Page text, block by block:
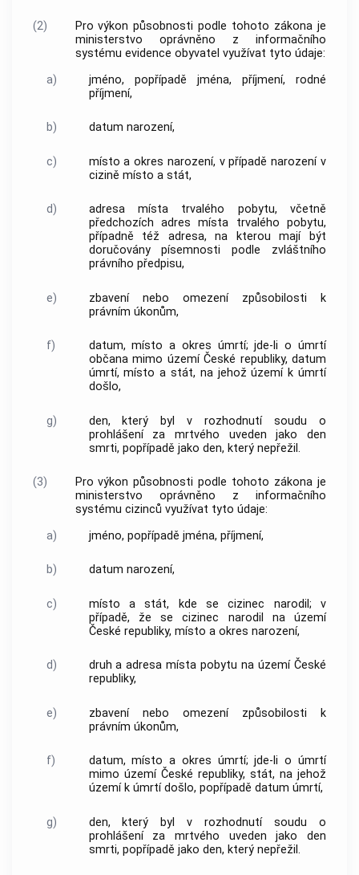
(2)
Pro výkon působnosti podle tohoto zákona je
ministerstvo oprávněno z informačního
systému evidence obyvatel využívat tyto údaje:
a)
jméno, popřípadě jména, příjmení, rodné
příjmení,
b) datum narození,
c)
místo a okres narození, v případě narození v
cizině místo a stát,
d)
adresa místa trvalého pobytu, včetně
předchozích adres místa trvalého pobytu,
případně též adresa, na kterou mají být
doručovány písemnosti podle zvláštního
právního předpisu,
e)
zbavení nebo omezení způsobilosti k
právním úkonům,
f)
datum, místo a okres úmrtí; jde-li o úmrtí
občana mimo území České republiky, datum
úmrtí, místo a stát, na jehož území k úmrtí
došlo,
g)
den, který byl v rozhodnutí soudu o
prohlášení za mrtvého uveden jako den
smrti, popřípadě jako den, který nepřežil.
(3)
Pro výkon působnosti podle tohoto zákona je
ministerstvo oprávněno z informačního
systému cizinců využívat tyto údaje:
a)
jméno, popřípadě jména, příjmení,
b) datum narození,
c)
místo a stát, kde se cizinec narodil; v
případě, že se cizinec narodil na území
České republiky, místo a okres narození,
d)
druh a adresa místa pobytu na území České
republiky,
e)
zbavení nebo omezení způsobilosti k
právním úkonům,
f)
datum, místo a okres úmrtí; jde-li o úmrtí
mimo území České republiky, stát, na jehož
území k úmrtí došlo, popřípadě datum úmrtí,
g)
den, který byl v rozhodnutí soudu o
prohlášení za mrtvého uveden jako den
smrti, popřípadě jako den, který nepřežil.